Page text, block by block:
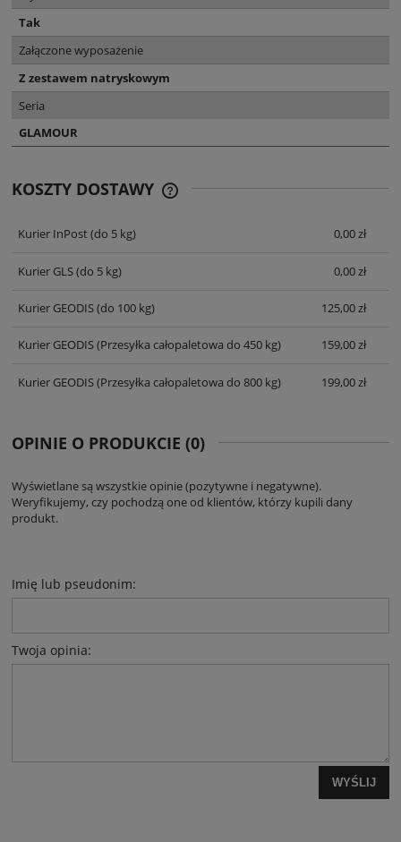
Tak
Załączone wyposażenie
Z zestawem natryskowym
Seria
GLAMOUR
KOSZTY DOSTAWY
Kurier InPost(do 5 kg) 0,00 zł
Kurier GLS(do 5 kg) 0,00 zł
Kurier GEODIS(do 100 kg) 125,00 zł
Kurier GEODIS(Przesyłka całopaletowa do 450 kg) 159,00 zł
Kurier GEODIS(Przesyłka całopaletowa do 800 kg) 199,00 zł
OPINIE O PRODUKCIE (0)
Wyświetlane są wszystkie opinie (pozytywne i negatywne).
Weryfikujemy, czy pochodzą one od klientów, którzy kupili dany
produkt.
Imię lub pseudonim:
Twoja opinia:
WYŚLIJ